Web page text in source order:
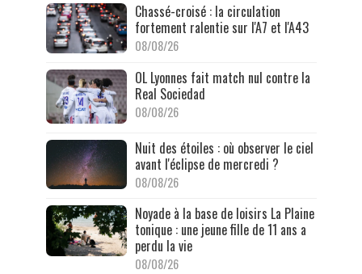
Chassé-croisé : la circulation
fortement ralentie sur l'A7 et l'A43
08/08/26
OL Lyonnes fait match nul contre la
Real Sociedad
08/08/26
Nuit des étoiles : où observer le ciel
avant l'éclipse de mercredi ?
08/08/26
Noyade à la base de loisirs La Plaine
tonique : une jeune fille de 11 ans a
perdu la vie
08/08/26